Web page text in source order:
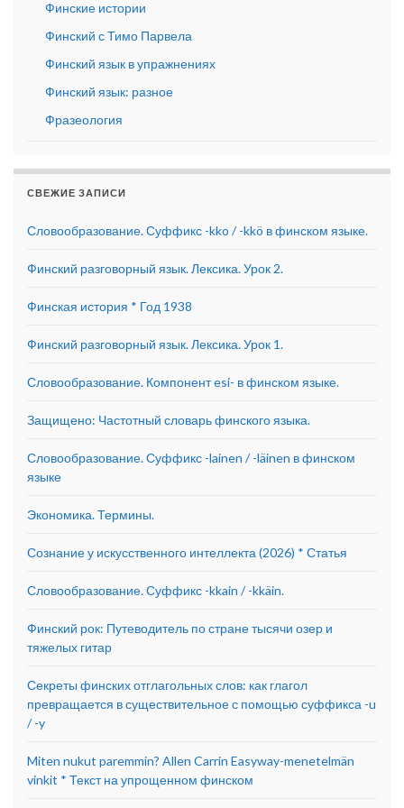
Финские истории
Финский с Тимо Парвела
Финский язык в упражнениях
Финский язык: разное
Фразеология
СВЕЖИЕ ЗАПИСИ
Словообразование. Суффикс -kko / -kkö в финском языке.
Финский разговорный язык. Лексика. Урок 2.
Финская история * Год 1938
Финский разговорный язык. Лексика. Урок 1.
Словообразование. Компонент esi- в финском языке.
Защищено: Частотный словарь финского языка.
Словообразование. Суффикс -lainen / -läinen в финском
языке
Экономика. Термины.
Сознание у искусственного интеллекта (2026) * Статья
Словообразование. Суффикс -kkain / -kkäin.
Финский рок: Путеводитель по стране тысячи озер и
тяжелых гитар
Секреты финских отглагольных слов: как глагол
превращается в существительное с помощью суффикса -u
/ -y
Miten nukut paremmin? Allen Carrin Easyway-menetelmän
vinkit * Текст на упрощенном финском